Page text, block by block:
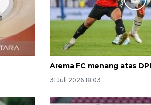
Arema FC menang atas
31 Juli 2026 18:03
Taklukkan